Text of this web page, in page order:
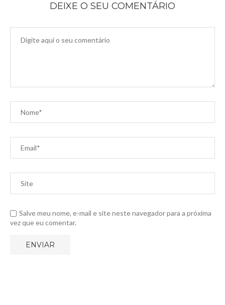
DEIXE O SEU COMENTÁRIO
Salve meu nome, e-mail e site neste navegador para a próxima
vez que eu comentar.